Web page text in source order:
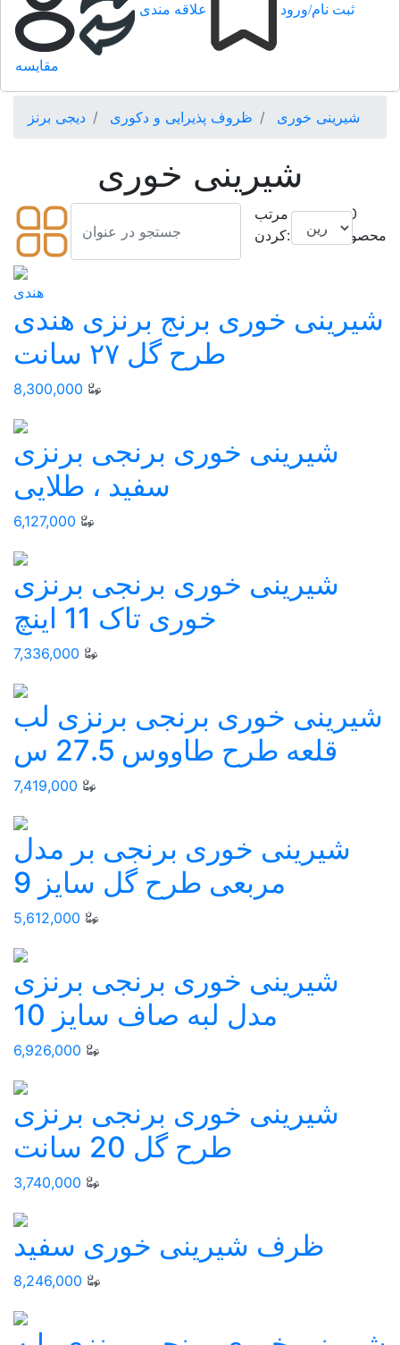
ثبت نام/ورود علاقه مندی
مقایسه
دیجی برنز ظروف پذیرایی و دکوری شیرینی خوری
شیرینی خوری
مرتب
کردن:
40
محصول
هندی
شیرینی خوری برنج برنزی هندی
طرح گل ۲۷ سانت
8,300,000
شيرينی خوری برنجی برنزی
سفيد ، طلایی
6,127,000
شيرينی خوری برنجی برنزی
خوری تاک 11 اینچ
7,336,000
شیرینی خوری برنجی برنزی لب
قلعه طرح طاووس 27.5 س
7,419,000
شیرینی خوری برنجی بر مدل
مربعی طرح گل سایز 9
5,612,000
شیرینی خوری برنجی برنزی
مدل لبه صاف سایز 10
6,926,000
شیرینی خوری برنجی برنزی
طرح گل 20 سانت
3,740,000
ظرف شیرینی خوری سفید
8,246,000